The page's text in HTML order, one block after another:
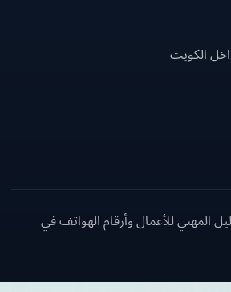
للأعمال وأرقام الهواتف في